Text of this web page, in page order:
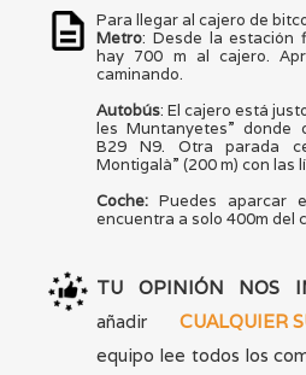
Para llegar al cajero de
Metro: Desde la estación
hay 700 m al cajero.
caminando.
Autobús: El cajero está
les Muntanyetes” donde
B29 N9. Otra parada
Montigalà” (200 m) con las
Coche:Puedes aparcar
encuentra a solo 400m del
TU OPINIÓN NOS
añadir CUALQUIER
equipo lee todos los